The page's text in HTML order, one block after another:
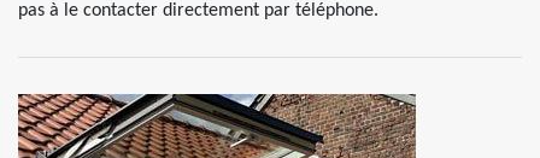
pas à le contacter directement par téléphone.